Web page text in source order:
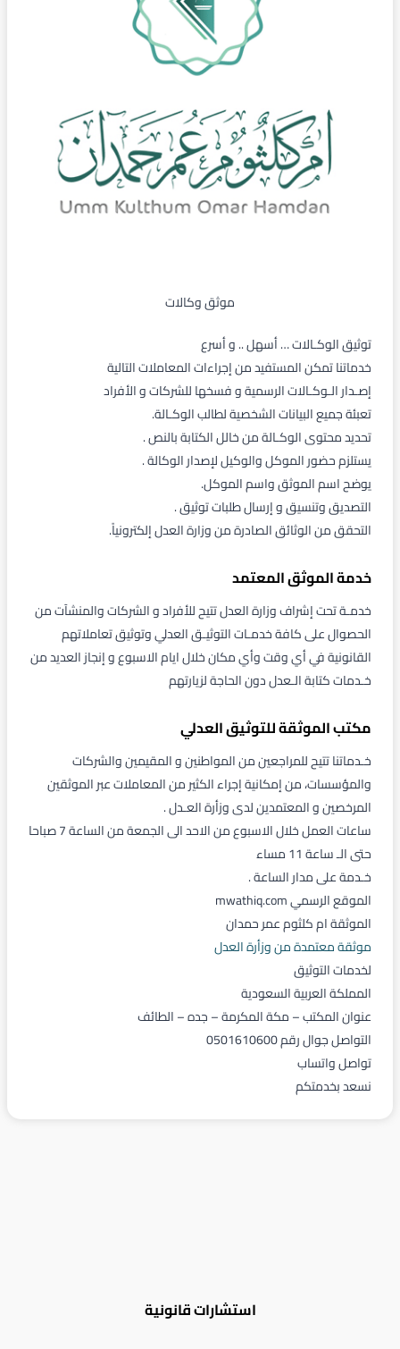
موثق وكالات
توثيق الوكـالات … أسهل .. و أسرع
خدماتنا تمكن المستفيد من إجراءات المعاملات التالية
إصـدار الـوكـالات الرسمية و فسخها للشركات و الأفراد
تعبئة جميع البيانات الشخصية لطالب الوكـالة.
تحديد محتوى الوكـالة من خالل الكتابة بالنص .
يستلزم حضور الموكل والوكيل لإصدار الوكالة .
يوضح اسم الموثق واسم الموكل.
التصديق وتنسيق و إرسال طلبات توثيق .
التحقق من الوثائق الصادرة من وزارة العدل إلكترونياً.
خدمة الموثق المعتمد
خدمـة تحت إشراف وزارة العدل تتيح للأفراد و الشركات والمنشآت من
الحصوال على كافة خدمـات التوثيـق العدلي وتوثيق تعاملاتهم
القانونية في أي وقت وأي مكان خلال ايام الاسبوع و إنجاز العديد من
خـدمات كتابة الـعدل دون الحاجة لزيارتهم
مكتب الموثقة للتوثيق العدلي
خـدماتنا تتيح للمراجعين من المواطنين و المقيمين والشركات
والمؤسسات، من إمكانية إجراء الكثير من المعاملات عبر الموثقين
المرخصين و المعتمدين لدى وزأرة العـدل .
ساعات العمل خلال الاسبوع من الاحد الى الجمعة من الساعة 7 صباحا
حتى الـ ساعة 11 مساء
خـدمة على مدار الساعة .
الموقع الرسمي mwathiq.com
الموثقة ام كلثوم عمر حمدان
موثقة معتمدة من وزأرة العدل
لخدمات التوثيق
المملكة العربية السعودية
عنوان المكتب – مكة المكرمة – جده – الطائف
التواصل جوال رقم 0501610600
تواصل واتساب
نسعد بخدمتكم
استشارات قانونية